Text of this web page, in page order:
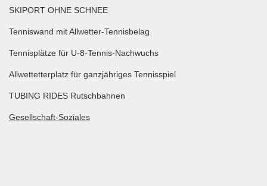
SKIPORT OHNE SCHNEE
Tenniswand mit Allwetter-Tennisbelag
Tennisplätze für U-8-Tennis-Nachwuchs
Allwettetterplatz für ganzjähriges Tennisspiel
TUBING RIDES Rutschbahnen
Gesellschaft-Soziales